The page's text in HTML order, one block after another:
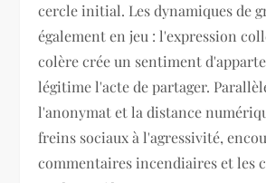
cercle initial. Les dynamiques de
également en jeu : l'expression
colère crée un sentiment
légitime l'acte de partager.
l'anonymat et la distance
freins sociaux à l'agressivité,
commentaires incendiaires et les